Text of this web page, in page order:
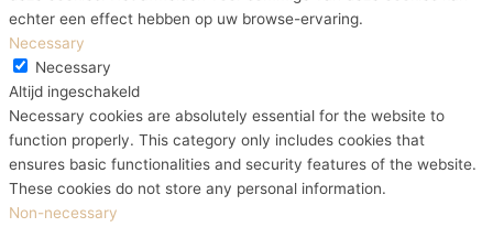
echter een effect hebben op uw browse-ervaring.
Necessary
Necessary
Altijd ingeschakeld
Necessary cookies are absolutely essential for the website to
function properly. This category only includes cookies that
ensures basic functionalities and security features of the website.
These cookies do not store any personal information.
Non-necessary